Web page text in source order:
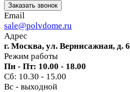
Заказать звонок
Email
sale@polvdome.ru
Адрес
г. Москва, ул. Вернисажная, д. 6
Режим работы
Пн - Пт: 10.00 - 18.00
Сб: 10.30 - 15.00
Вс - выходной